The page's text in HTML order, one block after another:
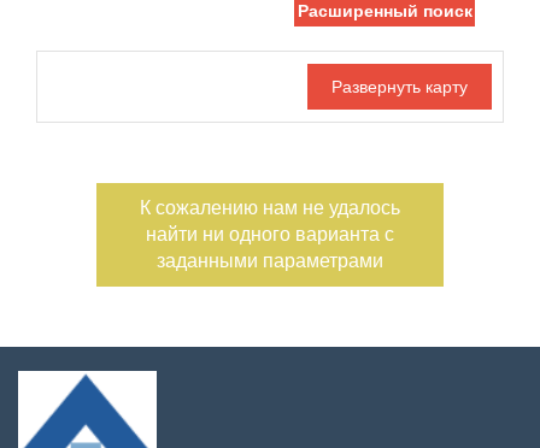
Жилая площадь
—
Площадь кухни
Балконов
Этаж
—
Этажность
Расширенный поиск
К сожалению нам не удалось
найти ни одного варианта с
заданными параметрами